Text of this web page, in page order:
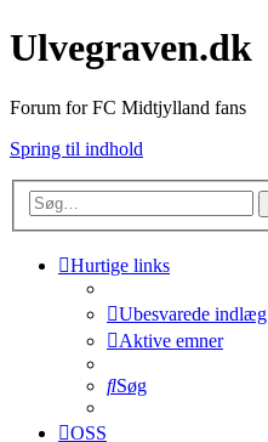
Ulvegraven.dk
Forum for FC Midtjylland fans
Spring til indhold
Hurtige links
Ubesvarede indlæg
Aktive emner
Søg
OSS